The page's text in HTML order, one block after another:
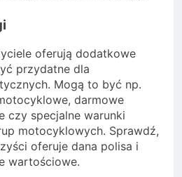
oferują dodatkowe
przydatne dla
Mogą to być np.
darmowe
czy specjalne warunki
motocyklowych. Sprawdź,
oferuje dana polisa i
wartościowe.